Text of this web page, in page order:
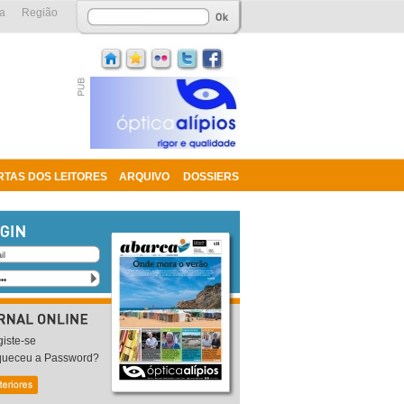
DOS LEITORES ARQUIVO DOSSIERS
Região
se
a Password?